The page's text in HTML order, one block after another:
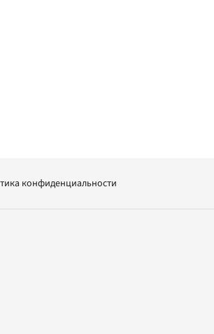
конфиденциальности